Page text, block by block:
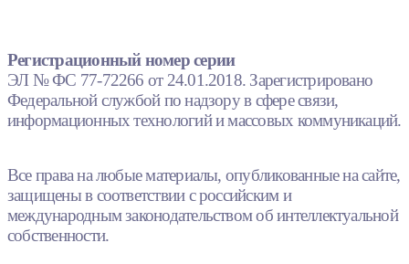
Регистрационный номер серии
ЭЛ № ФС 77-72266 от 24.01.2018. Зарегистрировано
Федеральной службой по надзору в сфере связи,
информационных технологий и массовых коммуникаций.
Все права на любые материалы, опубликованные на сайте,
защищены в соответствии с российским и
международным законодательством об интеллектуальной
собственности.